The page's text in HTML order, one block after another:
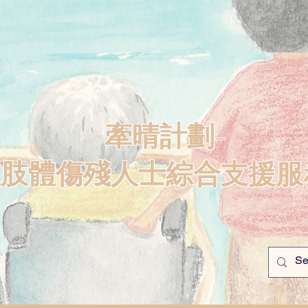
牽晴計劃-
體傷殘人士綜合支援